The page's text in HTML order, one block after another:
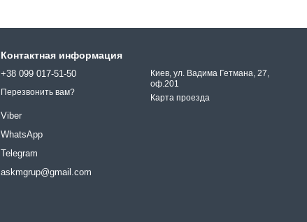
Контактная информация
+38 099 017-51-50
Перезвонить вам?
Viber
WhatsApp
Telegram
askmgrup@gmail.com
Киев, ул. Вадима Гетмана, 27,
оф.201
Карта проезда